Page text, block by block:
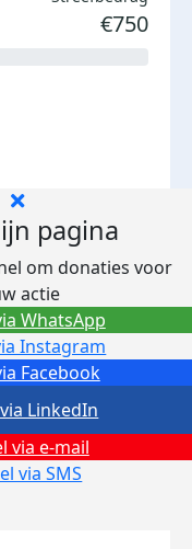
€750
pagina
om donaties voor
actie
Facebook
Instagram
via e-mail
via SMS
LinkedIn
WhatsApp